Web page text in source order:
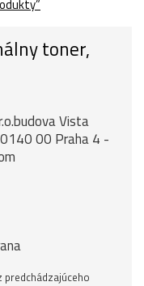
toner,
Vista
00 Praha 4 -
predchádzajúceho